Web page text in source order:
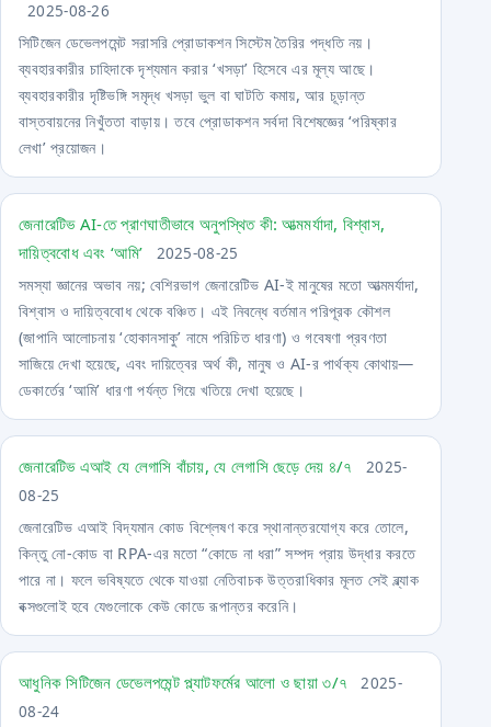
2025-08-26
সিটিজেন ডেভেলপমেন্ট সরাসরি প্রোডাকশন সিস্টেম তৈরির পদ্ধতি নয়।
ব্যবহারকারীর চাহিদাকে দৃশ্যমান করার ‘খসড়া’ হিসেবে এর মূল্য আছে।
ব্যবহারকারীর দৃষ্টিভঙ্গি সমৃদ্ধ খসড়া ভুল বা ঘাটতি কমায়, আর চূড়ান্ত
বাস্তবায়নের নিখুঁততা বাড়ায়। তবে প্রোডাকশন সর্বদা বিশেষজ্ঞের ‘পরিষ্কার
লেখা’ প্রয়োজন।
জেনারেটিভ AI-তে প্রাণঘাতীভাবে অনুপস্থিত কী: আত্মমর্যাদা, বিশ্বাস,
দায়িত্ববোধ এবং ‘আমি’
2025-08-25
সমস্যা জ্ঞানের অভাব নয়; বেশিরভাগ জেনারেটিভ AI-ই মানুষের মতো আত্মমর্যাদা,
বিশ্বাস ও দায়িত্ববোধ থেকে বঞ্চিত। এই নিবন্ধে বর্তমান পরিপূরক কৌশল
(জাপানি আলোচনায় ‘হোকানসাকু’ নামে পরিচিত ধারণা) ও গবেষণা প্রবণতা
সাজিয়ে দেখা হয়েছে, এবং দায়িত্বের অর্থ কী, মানুষ ও AI-র পার্থক্য কোথায়—
ডেকার্তের ‘আমি’ ধারণা পর্যন্ত গিয়ে খতিয়ে দেখা হয়েছে।
জেনারেটিভ এআই যে লেগাসি বাঁচায়, যে লেগাসি ছেড়ে দেয় ৪/৭
2025-
08-25
জেনারেটিভ এআই বিদ্যমান কোড বিশ্লেষণ করে স্থানান্তরযোগ্য করে তোলে,
কিন্তু নো-কোড বা RPA-এর মতো “কোডে না ধরা” সম্পদ প্রায় উদ্ধার করতে
পারে না। ফলে ভবিষ্যতে থেকে যাওয়া নেতিবাচক উত্তরাধিকার মূলত সেই ব্ল্যাক
বক্সগুলোই হবে যেগুলোকে কেউ কোডে রূপান্তর করেনি।
আধুনিক সিটিজেন ডেভেলপমেন্ট প্ল্যাটফর্মের আলো ও ছায়া ৩/৭
2025-
08-24